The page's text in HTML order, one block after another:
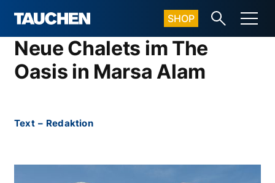
SHOP
Neue Chalets im The
Oasis in Marsa Alam
Text – Redaktion